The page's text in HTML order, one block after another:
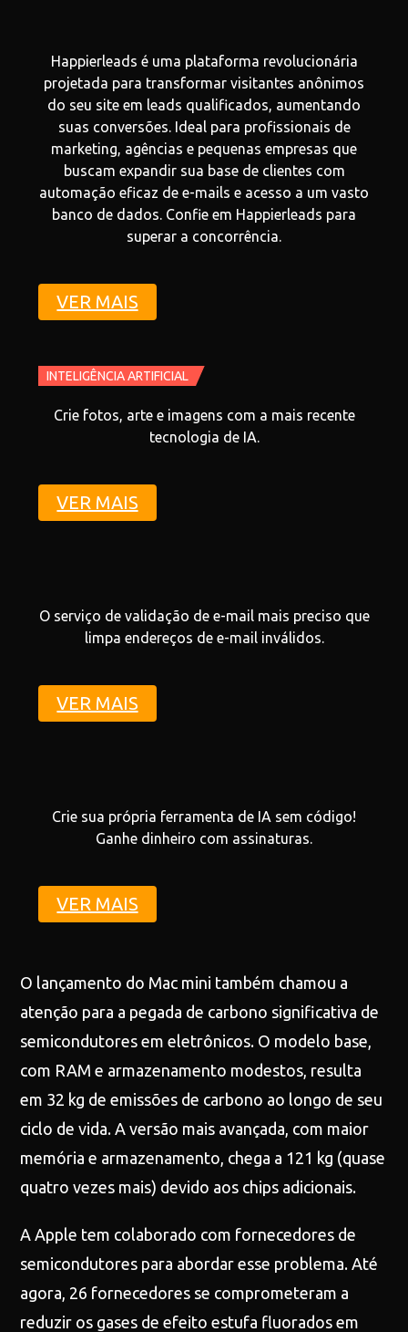
Happierleads é uma plataforma revolucionária
projetada para transformar visitantes anônimos
do seu site em leads qualificados, aumentando
suas conversões. Ideal para profissionais de
marketing, agências e pequenas empresas que
buscam expandir sua base de clientes com
automação eficaz de e-mails e acesso a um vasto
banco de dados. Confie em Happierleads para
superar a concorrência.
VER MAIS
INTELIGÊNCIA ARTIFICIAL
Crie fotos, arte e imagens com a mais recente
tecnologia de IA.
VER MAIS
O serviço de validação de e-mail mais preciso que
limpa endereços de e-mail inválidos.
VER MAIS
Crie sua própria ferramenta de IA sem código!
Ganhe dinheiro com assinaturas.
VER MAIS
O lançamento do Mac mini também chamou a
atenção para a pegada de carbono significativa de
semicondutores em eletrônicos. O modelo base,
com RAM e armazenamento modestos, resulta
em 32 kg de emissões de carbono ao longo de seu
ciclo de vida. A versão mais avançada, com maior
memória e armazenamento, chega a 121 kg (quase
quatro vezes mais) devido aos chips adicionais.
A Apple tem colaborado com fornecedores de
semicondutores para abordar esse problema. Até
agora, 26 fornecedores se comprometeram a
reduzir os gases de efeito estufa fluorados em